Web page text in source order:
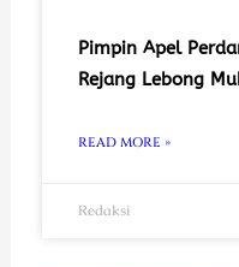
Pimpin Apel
Rejang Lebong
READ MORE »
Redaksi